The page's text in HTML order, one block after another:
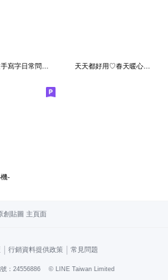
可愛中文手寫字日常問候語-42 (開心的問候) 天天都好用♡春天暖心日常
-
創貼圖 主頁面
| 行銷資料提供政策 | 常見問題
：24556886 © LINE Taiwan Limited